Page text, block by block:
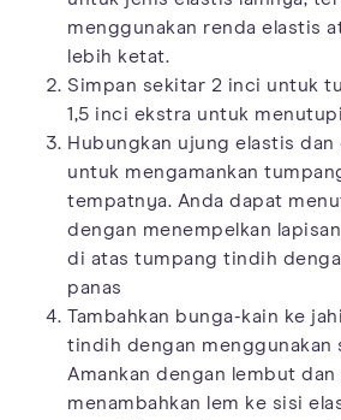
menggunakan renda elastis
lebih ketat.
Simpan sekitar 2 inci untuk
1,5 inci ekstra untuk
Hubungkan ujung elastis dan
untuk mengamankan
tempatnya. Anda dapat
dengan menempelkan
di atas tumpang tindih
panas
Tambahkan bunga-kain ke
tindih dengan menggunakan
Amankan dengan lembut dan
menambahkan lem ke sisi